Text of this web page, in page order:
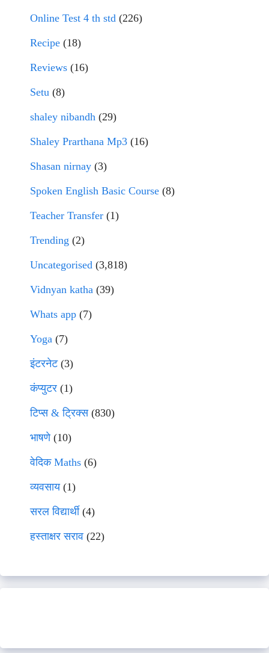
Online Test 4 th std (226)
Recipe (18)
Reviews (16)
Setu (8)
shaley nibandh (29)
Shaley Prarthana Mp3 (16)
Shasan nirnay (3)
Spoken English Basic Course (8)
Teacher Transfer (1)
Trending (2)
Uncategorised (3,818)
Vidnyan katha (39)
Whats app (7)
Yoga (7)
इंटरनेट(3)
कंप्युटर (1)
टिप्स & ट्रिक्स(830)
भाषणे(10)
वेदिक Maths (6)
व्यवसाय(1)
सरल विद्यार्थी(4)
हस्ताक्षर सराव (22)